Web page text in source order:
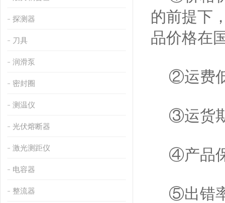
探测器
刀具
润滑泵
密封圈
测温仪
光伏熔断器
激光测距仪
电容器
整流器
的前提下
品价格在
②运费低
③运货期
④产品
⑤出错率